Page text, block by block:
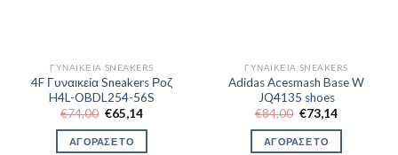
ΓΥΝΑΙΚΕΊΑ SNEAKERS
4F Γυναικεία Sneakers Ροζ
H4L-OBDL254-56S
€74,00 Original
price
was:
€74,00.
€65,14Η
τιμή
ΑΓΟΡΑΣΕ ΤΟ
ΓΥΝΑΙΚΕΊΑ SNEAKERS
Adidas Acesmash Base W
JQ4135 shoes
€84,00 Original
price
was:
€84,00.
€73,14Η
τιμή
ΑΓΟΡΑΣΕ ΤΟ